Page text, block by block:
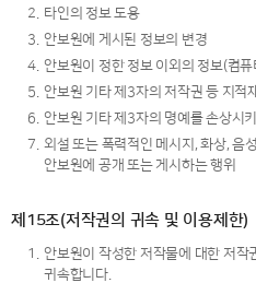
2.
타인의 정보 도용
3.
안보원에 게시된 정보의 변경
4. 안보원이 정한 정보 이외의 정보(컴
5.
안보원 기타 제3자의 저작권 등 지적
6.
안보원 기타 제3자의 명예를 손상시
7. 외설 또는 폭력적인 메시지, 화상, 음
안보원에 공개 또는 게시하는 행위
제15조(저작권의 귀속 및 이용제한)
1.
안보원이 작성한 저작물에 대한 저작
귀속합니다.